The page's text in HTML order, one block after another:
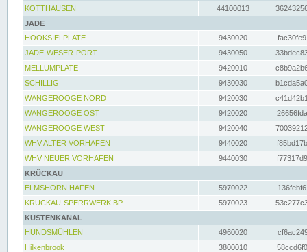
KOTTHAUSEN
44100013
JADE
HOOKSIELPLATE
9430020
JADE-WESER-PORT
9430050
MELLUMPLATE
9420010
SCHILLIG
9430030
WANGEROOGE NORD
9420030
WANGEROOGE OST
9420020
WANGEROOGE WEST
9420040
WHV ALTER VORHAFEN
9440020
WHV NEUER VORHAFEN
9440030
KRÜCKAU
ELMSHORN HAFEN
5970022
KRÜCKAU-SPERRWERK BP
5970023
KÜSTENKANAL
HUNDSMÜHLEN
4960020
Hilkenbrook
3800010